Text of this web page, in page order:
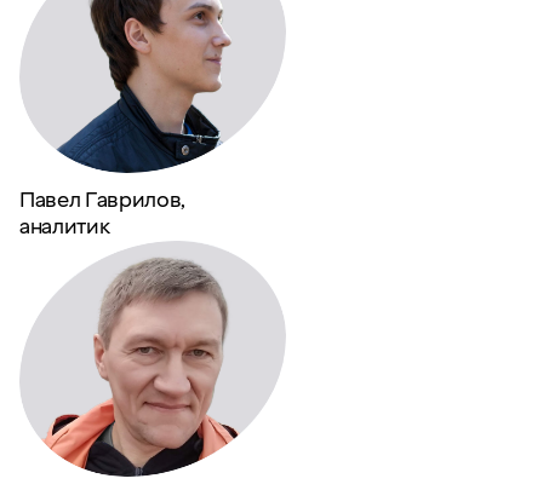
Павел Гаврилов,
аналитик